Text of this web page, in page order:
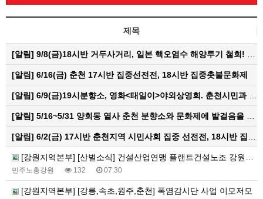
제목
[알림] 9/8(금)18시반 거두사거리, 일본 핵오염수 해양투기 철회! 춘천시민대회
[알림] 6/16(금) 춘천 17시반 집중선전전, 18시반 집중촛불문화제
[알림] 6/9(금)19시분향소, 영화<태일이>야외상영회. 춘천시민과 함께하는 한여름밤의 영화산책
[알림] 5/16~5/31 양회동 열사 춘천 분향소와 문화제에 발걸음을 내어주신 모든 분들께 감사인사를 올립니다.
[알림] 6/2(금) 17시반 춘천지역 시민사회 집중 선전전, 18시반 집중 촛불문화제
[강원지역본부] [산별소식] 건설산업연맹 플랜트건설노조 강원충북지부
민주노총강원 132 07.30
[강원지역본부] [강릉,속초,원주,춘천] 폭염감시단 사업 이모저모